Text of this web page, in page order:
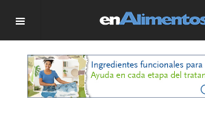
OFF CANVAS